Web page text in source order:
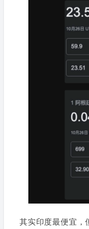
其实印度最便宜，